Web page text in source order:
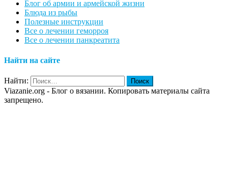
Блог об армии и армейской жизни
Блюда из рыбы
Полезные инструкции
Все о лечении геморроя
Все о лечении панкреатита
Найти на сайте
Найти:
Viazanie.org - Блог о вязании. Копировать материалы сайта
запрещено.